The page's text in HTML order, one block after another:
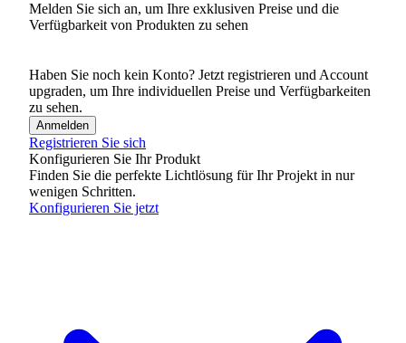
Melden Sie sich an, um Ihre exklusiven Preise und die
Verfügbarkeit von Produkten zu sehen
Haben Sie noch kein Konto? Jetzt registrieren und Account
upgraden, um Ihre individuellen Preise und Verfügbarkeiten
zu sehen.
Anmelden
Registrieren Sie sich
Konfigurieren Sie Ihr Produkt
Finden Sie die perfekte Lichtlösung für Ihr Projekt in nur
wenigen Schritten.
Konfigurieren Sie jetzt